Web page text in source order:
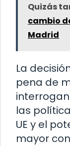
Quizás
cambio
Madrid
La
pena de
las
UE y el
mayor